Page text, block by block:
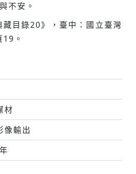
不安。
目錄20》，臺中：國立臺灣
。
材
像輸出